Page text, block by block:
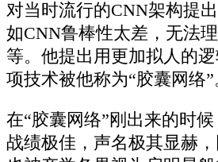
对当时流行的CNN架构提
如CNN鲁棒性太差，无法
等。他提出用更加拟人的
项技术被他称为“胶囊网络”
在“胶囊网络”刚出来的时
战绩极佳，声名极其显赫